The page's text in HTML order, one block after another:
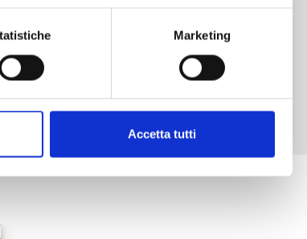
Marketing
Accetta tutti